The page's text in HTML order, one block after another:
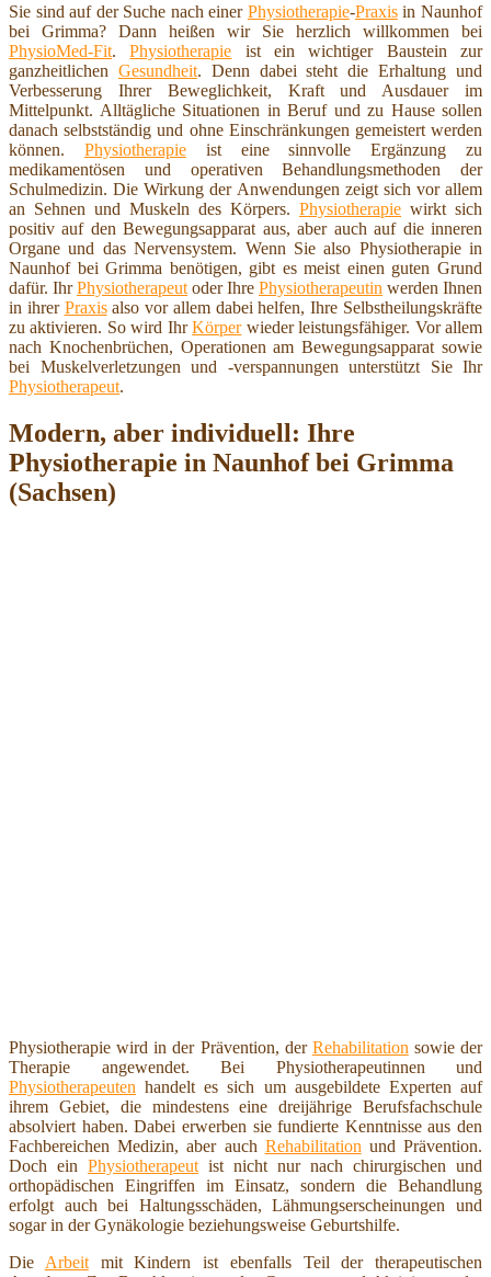
Sie sind auf der Suche nach einer Physiotherapie-Praxisin Naunhof
bei Grimma? Dann heißen wir Sie herzlich willkommen bei
PhysioMed-Fit.Physiotherapie ist ein wichtiger Baustein zur
ganzheitlichen Gesundheit. Denn dabei steht die Erhaltung und
Verbesserung Ihrer Beweglichkeit, Kraft und Ausdauer im
Mittelpunkt. Alltägliche Situationen in Beruf und zu Hause sollen
danach selbstständig und ohne Einschränkungen gemeistert werden
können. Physiotherapieist eine sinnvolle Ergänzung zu
medikamentösen und operativen Behandlungsmethoden der
Schulmedizin. Die Wirkung der Anwendungen zeigt sich vor allem
an Sehnen und Muskeln des Körpers. Physiotherapie wirkt sich
positiv auf den Bewegungsapparat aus, aber auch auf die inneren
Organe und das Nervensystem. Wenn Sie also Physiotherapie in
Naunhof bei Grimma benötigen, gibt es meist einen guten Grund
dafür. IhrPhysiotherapeut oder Ihre Physiotherapeutin werden Ihnen
in ihrer Praxisalso vor allem dabei helfen, Ihre Selbstheilungskräfte
zu aktivieren. So wird IhrKörperwieder leistungsfähiger. Vor allem
nach Knochenbrüchen, Operationen am Bewegungsapparat sowie
bei Muskelverletzungen und -verspannungen unterstützt Sie Ihr
Physiotherapeut.
Modern, aber individuell: Ihre
Physiotherapie in Naunhof bei Grimma
(Sachsen)
Physiotherapie wird in der Prävention, der Rehabilitation sowie der
Therapie angewendet. Bei Physiotherapeutinnen und
Physiotherapeuten handelt es sich um ausgebildete Experten auf
ihrem Gebiet, die mindestens eine dreijährige Berufsfachschule
absolviert haben. Dabei erwerben sie fundierte Kenntnisse aus den
Fachbereichen Medizin, aber auch Rehabilitation und Prävention.
Doch ein Physiotherapeut ist nicht nur nach chirurgischen und
orthopädischen Eingriffen im Einsatz, sondern die Behandlung
erfolgt auch bei Haltungsschäden, Lähmungserscheinungen und
sogar in der Gynäkologie beziehungsweise Geburtshilfe.
Die Arbeitmit Kindern ist ebenfalls Teil der therapeutischen